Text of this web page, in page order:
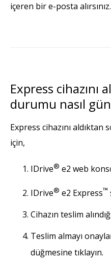
içeren bir e-posta alırsınız.
Express cihazını
durumu nasıl
Express cihazını
için,
IDrive® e2 web
IDrive® e2 Express™
Cihazın teslim
Teslim almayı
düğmesine tıklayın.